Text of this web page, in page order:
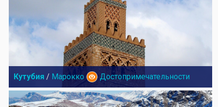
Кутубия / Марокко Достопримечательности